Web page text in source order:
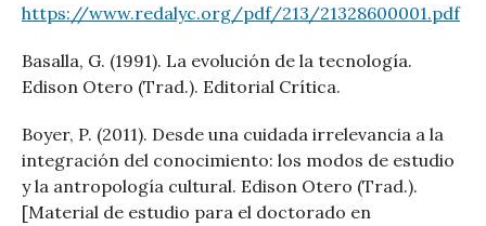
https://www.redalyc.org/pdf/213/21328600001.pdf
Basalla, G. (1991). La evolución de la tecnología.
Edison Otero (Trad.). Editorial Crítica.
Boyer, P. (2011). Desde una cuidada irrelevancia a la
integración del conocimiento: los modos de estudio
y la antropología cultural. Edison Otero (Trad.).
[Material de estudio para el doctorado en